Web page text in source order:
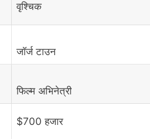
वृश्चिक
जॉर्ज टाउन
फिल्म अभिनेत्री
$700 हजार